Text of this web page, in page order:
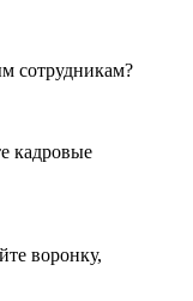
сотрудникам?
кадровые
воронку,